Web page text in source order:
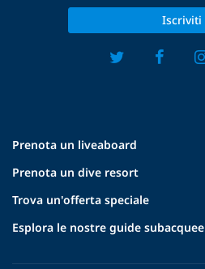
Prenota un liveaboard
Prenota un dive resort
Trova un'offerta speciale
Esplora le nostre guide subacquee
Iscriviti